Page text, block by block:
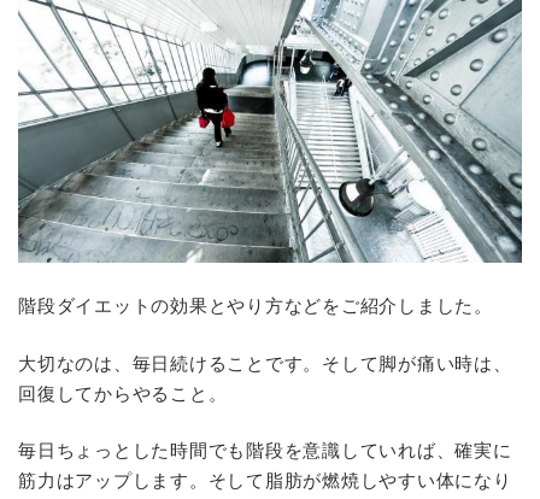
階段ダイエットの効果とやり方などをご紹介しました。
大切なのは、毎日続けることです。そして脚が痛い時は、
回復してからやること。
毎日ちょっとした時間でも階段を意識していれば、確実に
筋力はアップします。そして脂肪が燃焼しやすい体になり